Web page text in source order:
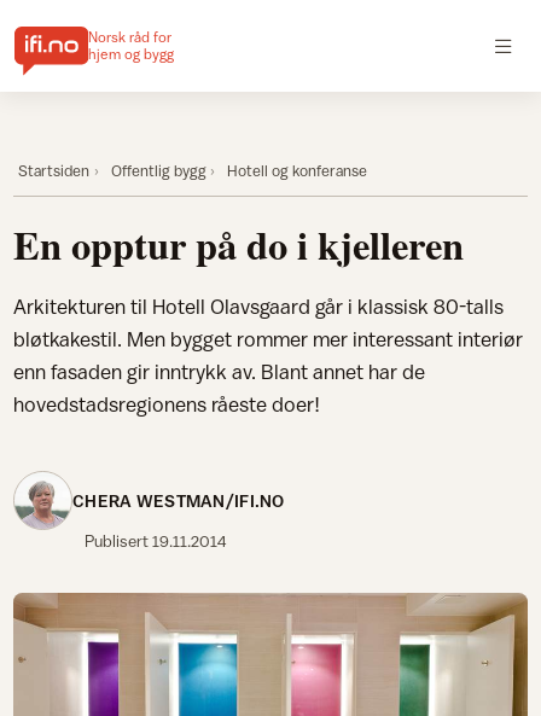
Norsk råd for
hjem og bygg
Startsiden Offentlig bygg Hotell og konferanse
En opptur på do i kjelleren
Arkitekturen til Hotell Olavsgaard går i klassisk 80-talls
bløtkakestil. Men bygget rommer mer interessant interiør
enn fasaden gir inntrykk av. Blant annet har de
hovedstadsregionens råeste doer!
CHERA WESTMAN/IFI.NO
Publisert19.11.2014